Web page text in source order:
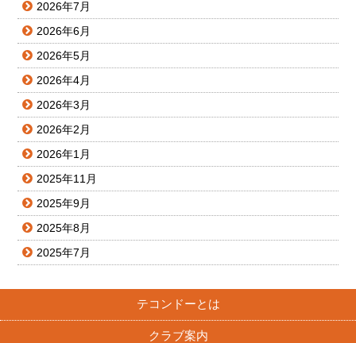
2026年7月
2026年6月
2026年5月
2026年4月
2026年3月
2026年2月
2026年1月
2025年11月
2025年9月
2025年8月
2025年7月
テコンドーとは
クラブ案内